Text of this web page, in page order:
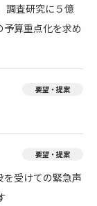
調査研究に５億
算重点化を求め
要望・提案
要望・提案
受けての緊急声